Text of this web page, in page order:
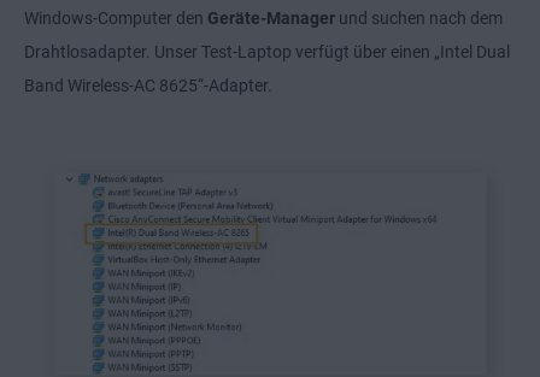
Windows-Computer den Geräte-Manager und suchen nach dem
Drahtlosadapter. Unser Test-Laptop verfügt über einen „Intel Dual
Band Wireless-AC 8625“-Adapter.